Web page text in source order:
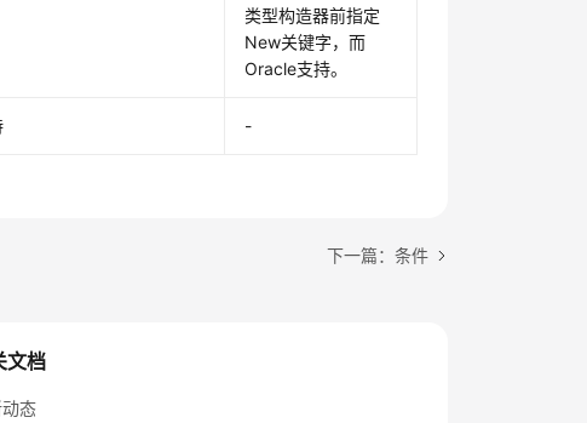
类型构造器前指定
New关键字，而
Oracle支持。
-
下一篇：条件
文档
态